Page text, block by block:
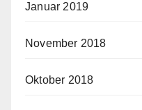
Januar 2019
November 2018
Oktober 2018